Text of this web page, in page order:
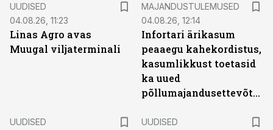
UUDISED
04.08.26, 11:23
Linas Agro avas
Muugal viljaterminali
MAJANDUSTULEMUSED
04.08.26, 12:14
Infortari ärikasum
peaaegu kahekordistus,
kasumlikkust toetasid
ka uued
põllumajandusettevõtted
UUDISED
UUDISED